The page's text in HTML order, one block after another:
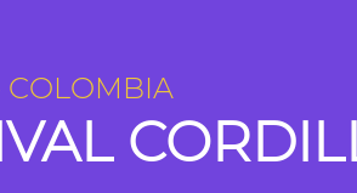
COLOMBIA